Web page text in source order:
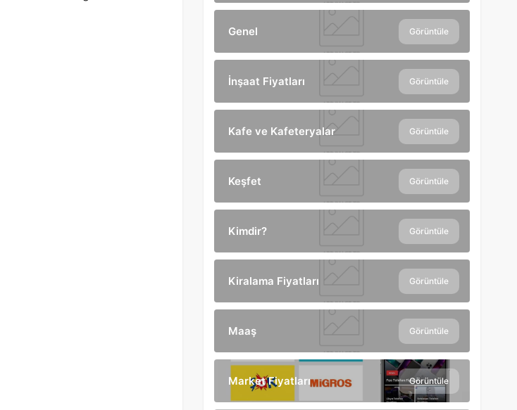
Genel Görüntüle
İnşaat Fiyatları Görüntüle
Kafe ve Kafeteryalar Görüntüle
Keşfet Görüntüle
Kimdir? Görüntüle
Kiralama Fiyatları Görüntüle
Maaş Görüntüle
Market Fiyatları Görüntüle